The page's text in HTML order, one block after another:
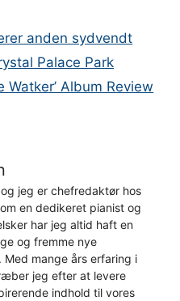
anden sydvendt
Palace Park
Watker’ Album Review
jeg er chefredaktør hos
en dedikeret pianist og
har jeg altid haft en
og fremme nye
Med mange års erfaring i
jeg efter at levere
indhold til vores